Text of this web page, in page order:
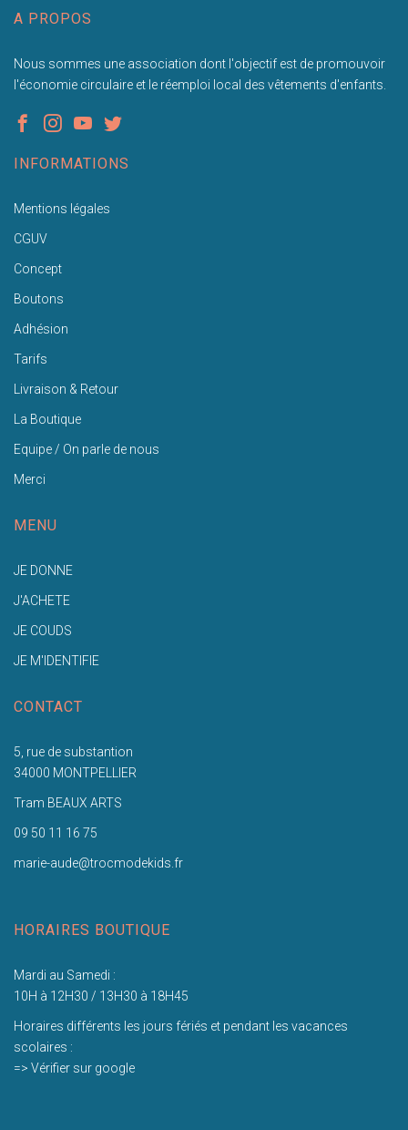
A PROPOS
Nous sommes une association dont l'objectif est de promouvoir
l'économie circulaire et le réemploi local des vêtements d'enfants.
INFORMATIONS
Mentions légales
CGUV
Concept
Boutons
Adhésion
Tarifs
Livraison & Retour
La Boutique
Equipe / On parle de nous
Merci
MENU
JE DONNE
J'ACHETE
JE COUDS
JE M'IDENTIFIE
CONTACT
5, rue de substantion
34000 MONTPELLIER
Tram BEAUX ARTS
09 50 11 16 75
marie-aude@trocmodekids.fr
HORAIRES BOUTIQUE
Mardi au Samedi :
10H à 12H30 / 13H30 à 18H45
Horaires différents les jours fériés et pendant les vacances
scolaires :
=> Vérifier sur google